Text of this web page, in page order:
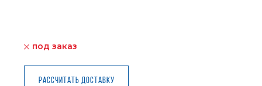
под заказ
Рассчитать доставку